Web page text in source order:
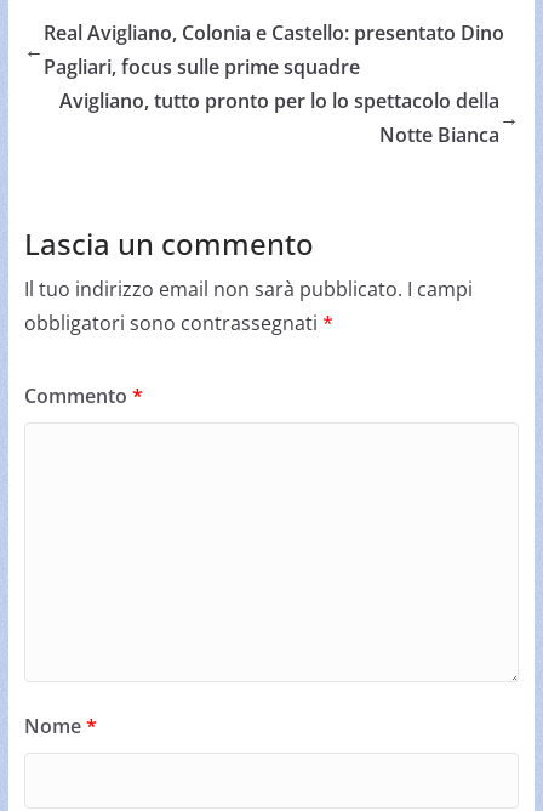
←
Real Avigliano, Colonia e Castello: presentato Dino
Pagliari, focus sulle prime squadre
Avigliano, tutto pronto per lo lo spettacolo della
Notte Bianca
→
Lascia un commento
Il tuo indirizzo email non sarà pubblicato. I campi
obbligatori sono contrassegnati *
Commento *
Nome*